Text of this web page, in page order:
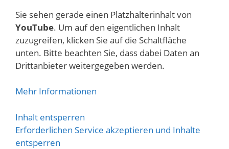
Sie sehen gerade einen Platzhalterinhalt von
YouTube. Um auf den eigentlichen Inhalt
zuzugreifen, klicken Sie auf die Schaltfläche
unten. Bitte beachten Sie, dass dabei Daten an
Drittanbieter weitergegeben werden.
Mehr Informationen
Inhalt entsperren
Erforderlichen Service akzeptieren und Inhalte
entsperren